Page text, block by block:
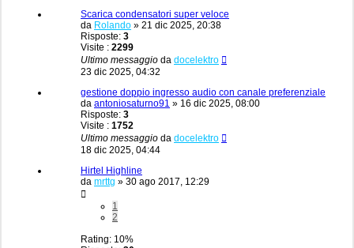
Scarica condensatori super veloce
da Rolando » 21 dic 2025, 20:38
Risposte: 3
Visite : 2299
Ultimo messaggio da docelektro
23 dic 2025, 04:32
gestione doppio ingresso audio con canale preferenziale
da antoniosaturno91 » 16 dic 2025, 08:00
Risposte: 3
Visite : 1752
Ultimo messaggio da docelektro
18 dic 2025, 04:44
Hirtel Highline
da mrttg » 30 ago 2017, 12:29
1
2
Rating: 10%